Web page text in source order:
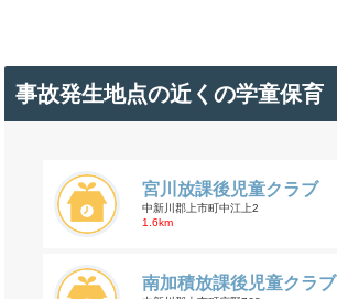
事故発生地点の近くの学童保育
宮川放課後児童クラブ
中新川郡上市町中江上2
1.6km
南加積放課後児童クラブ